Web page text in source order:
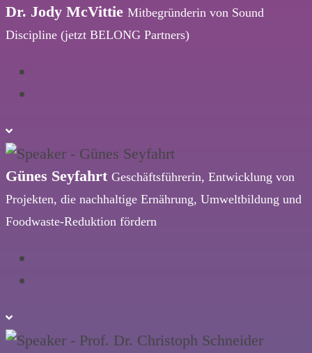
Dr. Jody McVittie Mitbegründerin von Sound
Discipline (jetzt BELONG Partners)
Günes Seyfahrt Geschäftsführerin, Entwicklung von
Projekten, die nachhaltige Ernährung, Umweltbildung und
Foodwaste-Reduktion fördern